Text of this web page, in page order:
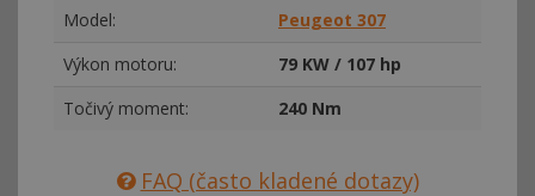
Model:
Peugeot 307
Výkon motoru:
79 KW / 107 hp
Točivý moment:
240 Nm
FAQ (často kladené dotazy)